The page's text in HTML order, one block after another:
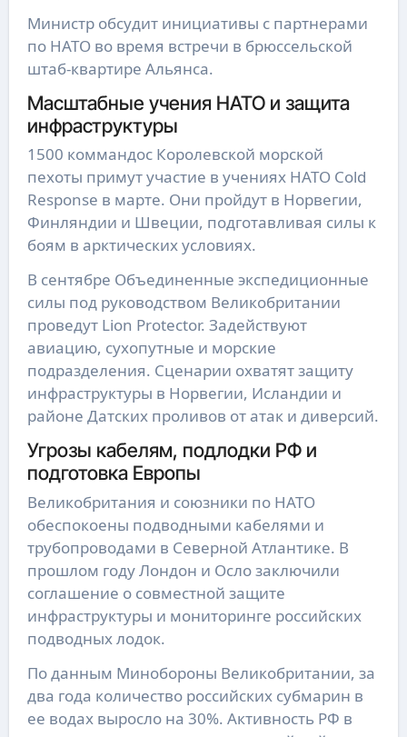
Министр обсудит инициативы с партнерами
по НАТО во время встречи в брюссельской
штаб-квартире Альянса.
Масштабные учения НАТО и защита
инфраструктуры
1500 коммандос Королевской морской
пехоты примут участие в учениях НАТО Cold
Response в марте. Они пройдут в Норвегии,
Финляндии и Швеции, подготавливая силы к
боям в арктических условиях.
В сентябре Объединенные экспедиционные
силы под руководством Великобритании
проведут Lion Protector. Задействуют
авиацию, сухопутные и морские
подразделения. Сценарии охватят защиту
инфраструктуры в Норвегии, Исландии и
районе Датских проливов от атак и диверсий.
Угрозы кабелям, подлодки РФ и
подготовка Европы
Великобритания и союзники по НАТО
обеспокоены подводными кабелями и
трубопроводами в Северной Атлантике. В
прошлом году Лондон и Осло заключили
соглашение о совместной защите
инфраструктуры и мониторинге российских
подводных лодок.
По данным Минобороны Великобритании, за
два года количество российских субмарин в
ее водах выросло на 30%. Активность РФ в